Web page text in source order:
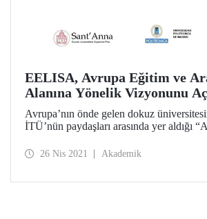
EELISA, Avrupa Eğitim ve
Alanına Yönelik Vizyonunu
Avrupa’nın önde gelen dokuz
İTÜ’nün paydaşları arasında yer aldığı
(EELISA) teknik mükemmeliyet ile
26 Nis 2021 Akademik